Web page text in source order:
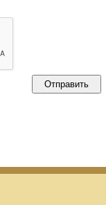
Отправить